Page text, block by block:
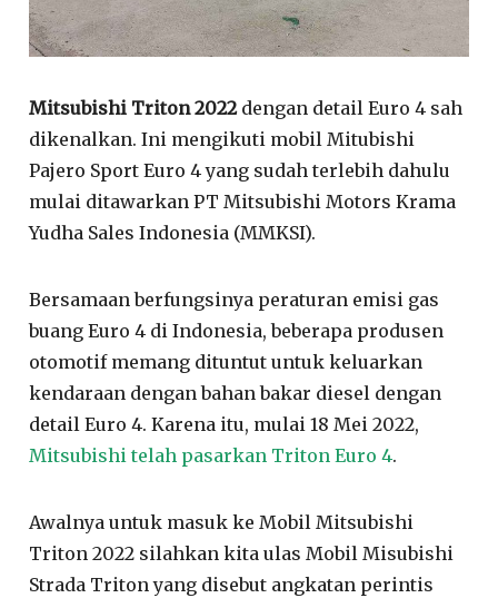
Mitsubishi Triton 2022dengan detail Euro 4 sah
dikenalkan. Ini mengikuti mobil Mitubishi
Pajero Sport Euro 4 yang sudah terlebih dahulu
mulai ditawarkan PT Mitsubishi Motors Krama
Yudha Sales Indonesia (MMKSI).
Bersamaan berfungsinya peraturan emisi gas
buang Euro 4 di Indonesia, beberapa produsen
otomotif memang dituntut untuk keluarkan
kendaraan dengan bahan bakar diesel dengan
detail Euro 4. Karena itu, mulai 18 Mei 2022,
Mitsubishi telah pasarkan Triton Euro 4.
Awalnya untuk masuk ke Mobil Mitsubishi
Triton 2022 silahkan kita ulas Mobil Misubishi
Strada Triton yang disebut angkatan perintis